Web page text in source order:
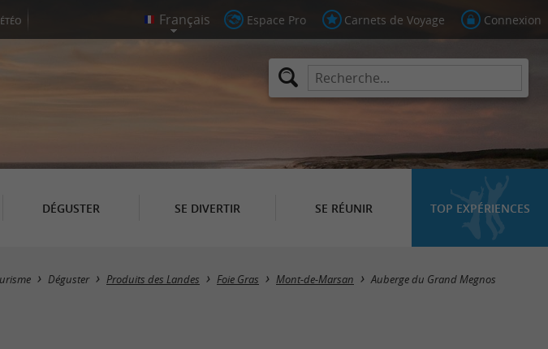
Espace Pro Carnets de Voyage Connexion
DÉGUSTER SE DIVERTIR SE RÉUNIR TOP EXPÉRIENCES
Déguster Produits des Landes Foie Gras Mont-de-Marsan Auberge du Grand Megnos